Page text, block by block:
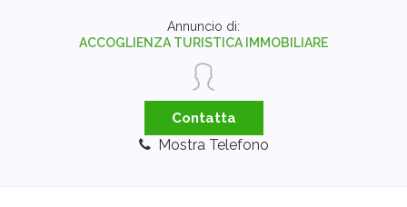
Annuncio di:
ACCOGLIENZA TURISTICA IMMOBILIARE
Contatta
Mostra Telefono